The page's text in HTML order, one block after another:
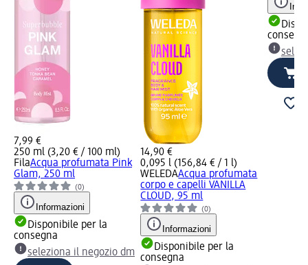
7,99 €
250 ml (3,20 € / 100 ml)
FilaAcqua profumata Pink
Glam, 250 ml
(0)
Informazioni
Disponibile per la
consegna
seleziona il negozio dm
14,90 €
0,095 l (156,84 € / 1 l)
WELEDAAcqua profumata
corpo e capelli VANILLA
CLOUD, 95 ml
(0)
Informazioni
Disponibile per la
consegna